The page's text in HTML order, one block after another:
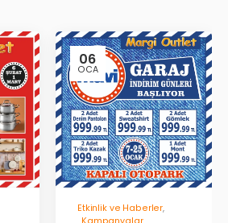
06
OCA
Etkinlik ve Haberler,